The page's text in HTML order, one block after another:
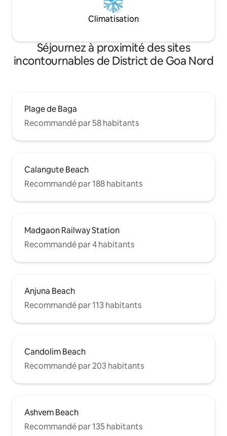
Climatisation
Séjournez à proximité des sites
incontournables de District de Goa Nord
Plage de Baga
Recommandé par 58 habitants
Calangute Beach
Recommandé par 188 habitants
Madgaon Railway Station
Recommandé par 4 habitants
Anjuna Beach
Recommandé par 113 habitants
Candolim Beach
Recommandé par 203 habitants
Ashvem Beach
Recommandé par 135 habitants